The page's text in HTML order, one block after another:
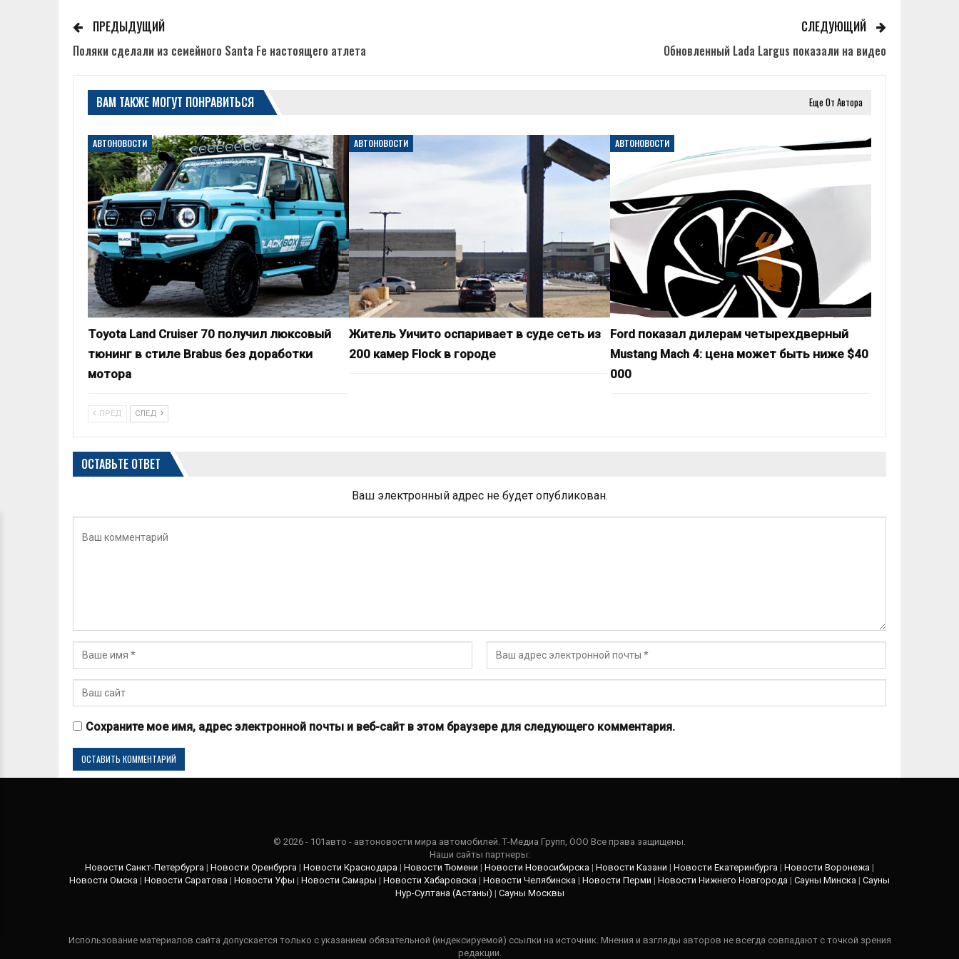
ПРЕДЫДУЩИЙ
Поляки сделали из семейного Santa Fe настоящего атлета
СЛЕДУЮЩИЙ
Обновленный Lada Largus показали на видео
ВАМ ТАКЖЕ МОГУТ ПОНРАВИТЬСЯ Еще От Автора
АВТОНОВОСТИ
Toyota Land Cruiser 70 получил люксовый
тюнинг в стиле Brabus без доработки
мотора
АВТОНОВОСТИ
Житель Уичито оспаривает в суде сеть из
200 камер Flock в городе
АВТОНОВОСТИ
Ford показал дилерам четырехдверный
Mustang Mach 4: цена может быть ниже $40
000
ПРЕД СЛЕД
ОСТАВЬТЕ ОТВЕТ
Ваш электронный адрес не будет опубликован.
Сохраните мое имя, адрес электронной почты и веб-сайт в этом браузере для следующего комментария.
© 2026 - 101авто - автоновости мира автомобилей. Т-Медиа Групп, ООО Все права защищены.
Наши сайты партнеры:
Новости Санкт-Петербурга | Новости Оренбурга | Новости Краснодара | Новости Тюмени | Новости Новосибирска | Новости Казани | Новости Екатеринбурга | Новости Воронежа |
Новости Омска | Новости Саратова | Новости Уфы | Новости Самары | Новости Хабаровска | Новости Челябинска | Новости Перми | Новости Нижнего Новгорода | Сауны Минска | Сауны
Нур-Султана (Астаны) | Сауны Москвы
Использование материалов сайта допускается только с указанием обязательной (индексируемой) ссылки на источник. Мнения и взгляды авторов не всегда совпадают с точкой зрения
редакции.